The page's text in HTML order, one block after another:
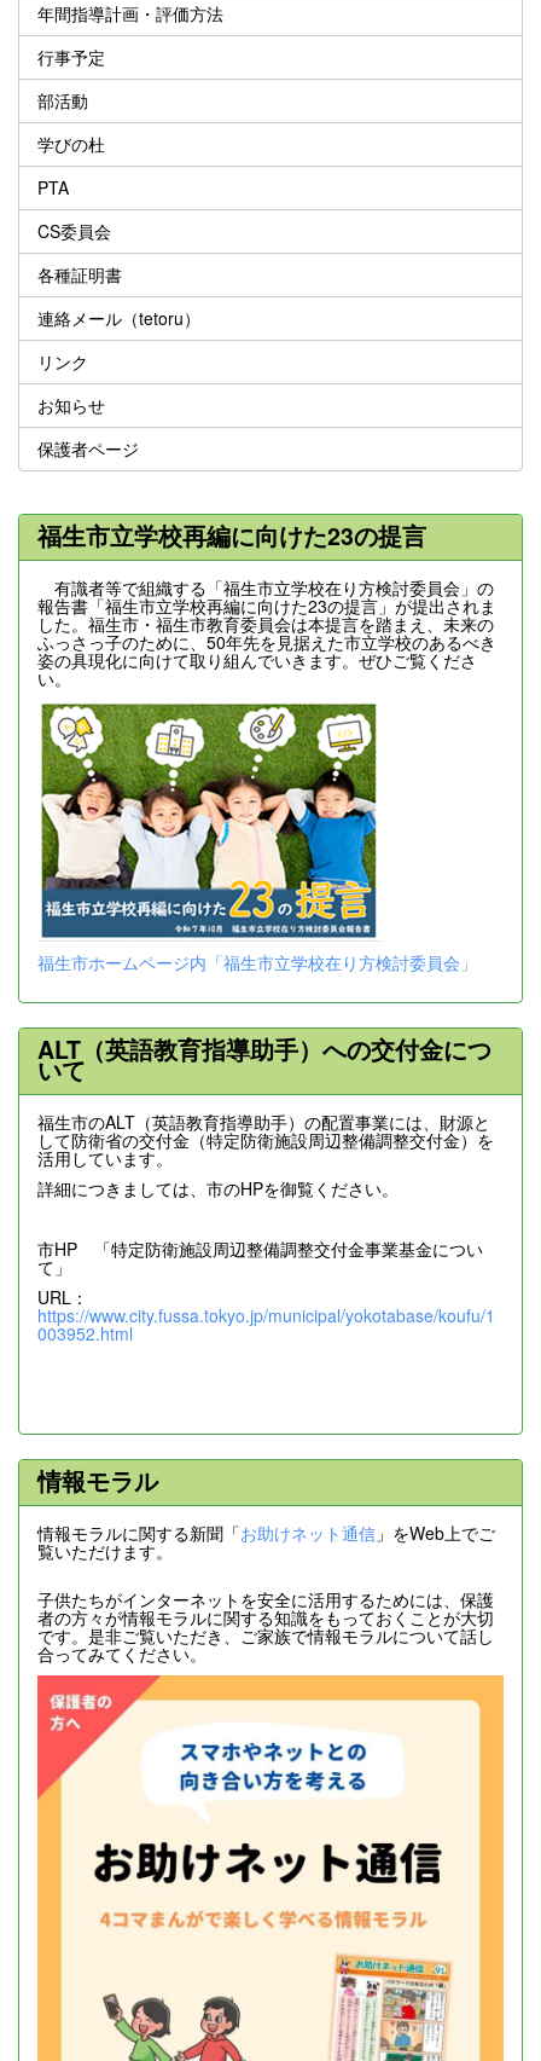
年間指導計画・評価方法
行事予定
部活動
学びの杜
PTA
CS委員会
各種証明書
連絡メール（tetoru）
リンク
お知らせ
保護者ページ
福生市立学校再編に向けた23の提言
有識者等で組織する「福生市立学校在り方検討委員会」の
報告書「福生市立学校再編に向けた23の提言」が提出されま
した。福生市・福生市教育委員会は本提言を踏まえ、未来の
ふっさっ子のために、50年先を見据えた市立学校のあるべき
姿の具現化に向けて取り組んでいきます。ぜひご覧くださ
い。
福生市ホームページ内「福生市立学校在り方検討委員会」
ALT（英語教育指導助手）への交付金につ
いて
福生市のALT（英語教育指導助手）の配置事業には、財源と
して防衛省の交付金（特定防衛施設周辺整備調整交付金）を
活用しています。
詳細につきましては、市のHPを御覧ください。
市HP 「特定防衛施設周辺整備調整交付金事業基金につい
て」
URL：
https://www.city.fussa.tokyo.jp/municipal/yokotabase/koufu/1
003952.html
情報モラル
情報モラルに関する新聞「お助けネット通信 」をWeb上でご
覧いただけます。
子供たちがインターネットを安全に活用するためには、保護
者の方々が情報モラルに関する知識をもっておくことが大切
です。是非ご覧いただき、ご家族で情報モラルについて話し
合ってみてください。